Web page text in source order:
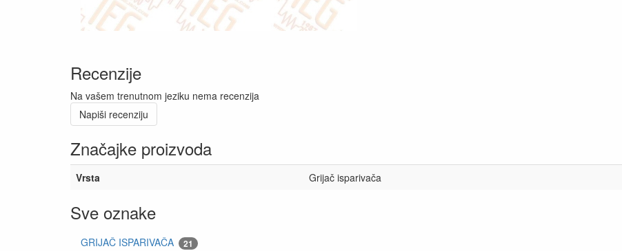
Recenzije
Na vašem trenutnom jeziku nema recenzija
Napiši recenziju
Značajke proizvoda
Vrsta Grijač isparivača
Sve oznake
GRIJAČ ISPARIVAČA 21